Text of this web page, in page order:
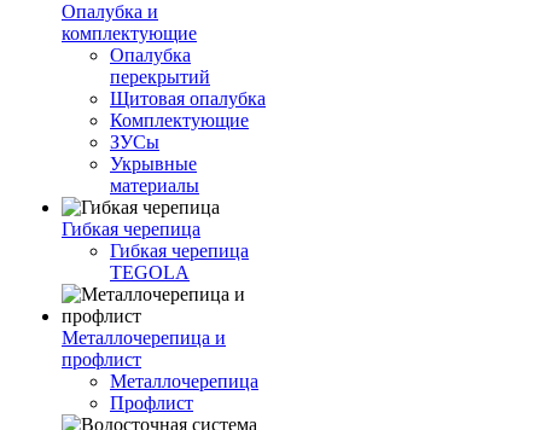
Опалубка и
комплектующие
Опалубка
перекрытий
Щитовая опалубка
Комплектующие
ЗУСы
Укрывные
материалы
Гибкая черепица
Гибкая черепица
TEGOLA
Металлочерепица и
профлист
Металлочерепица
Профлист